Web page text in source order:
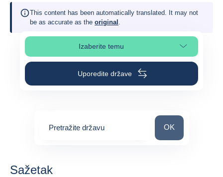
This content has been automatically translated. It may not
be as accurate as the original .
Izaberite temuIzaberite poglavlje stranice
Uporedite države
Pretražite državu Pretražite državu
OK
Sažetak